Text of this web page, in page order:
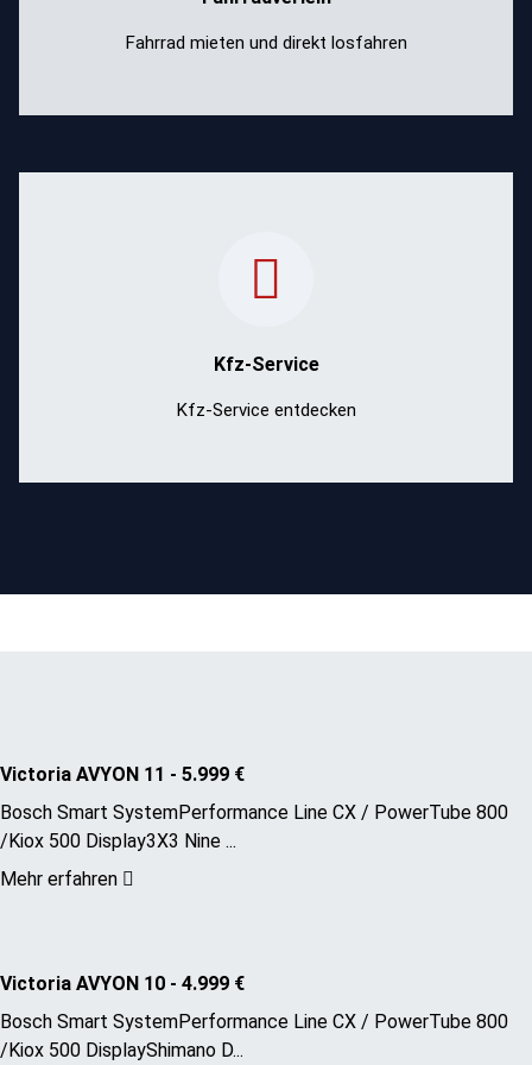
Fahrrad mieten und direkt losfahren
Kfz-Service
Kfz-Service entdecken
Victoria AVYON 11 - 5.999 €
Bosch Smart SystemPerformance Line CX / PowerTube 800
/Kiox 500 Display3X3 Nine ...
Mehr erfahren
Victoria AVYON 10 - 4.999 €
Bosch Smart SystemPerformance Line CX / PowerTube 800
/Kiox 500 DisplayShimano D...